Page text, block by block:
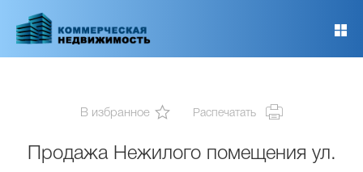
основному
В избранное Распечатать
Продажа Нежилого помещения ул.